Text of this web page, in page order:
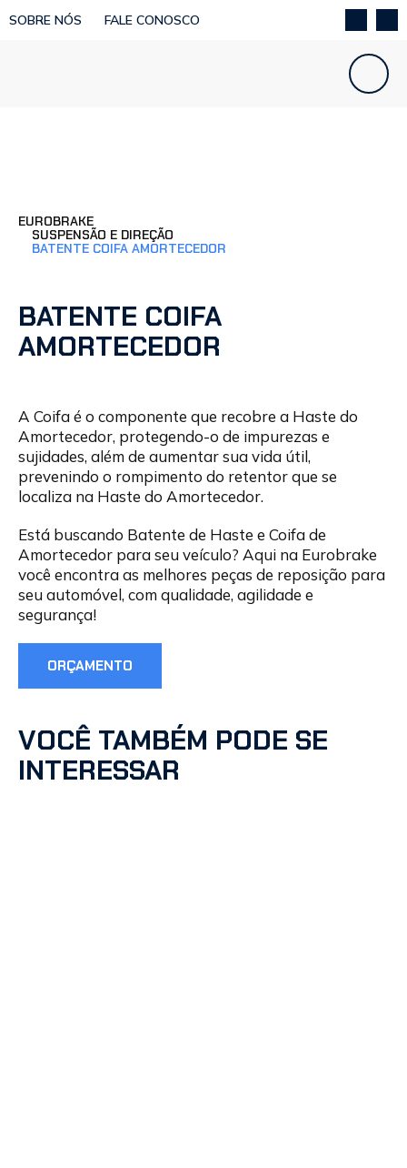
SOBRE NÓS FALE CONOSCO
EUROBRAKE
SUSPENSÃO E DIREÇÃO
BATENTE COIFA AMORTECEDOR
BATENTE COIFA
AMORTECEDOR
A Coifa é o componente que recobre a Haste do
Amortecedor, protegendo-o de impurezas e
sujidades, além de aumentar sua vida útil,
prevenindo o rompimento do retentor que se
localiza na Haste do Amortecedor.
Está buscando Batente de Haste e Coifa de
Amortecedor para seu veículo? Aqui na Eurobrake
você encontra as melhores peças de reposição para
seu automóvel, com qualidade, agilidade e
segurança!
ORÇAMENTO
VOCÊ TAMBÉM PODE SE
INTERESSAR